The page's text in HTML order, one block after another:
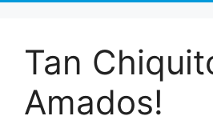
Tan
Amados!